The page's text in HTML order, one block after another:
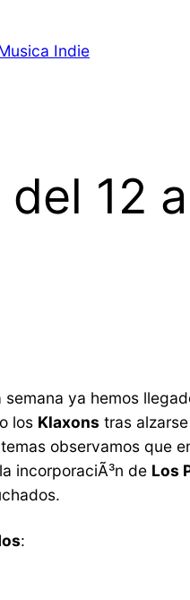
Indie
del 12
semana ya hemos
los Klaxons tras
observamos que
incorporaciÃ³n de Los
: